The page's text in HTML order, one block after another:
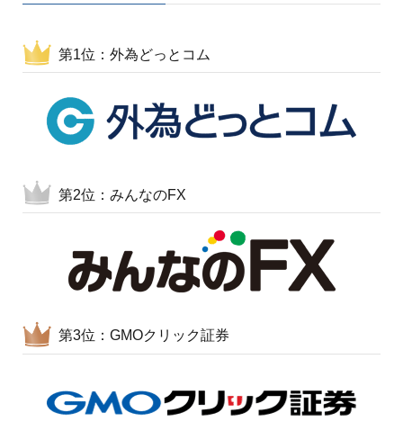
第1位：外為どっとコム
第2位：みんなのFX
第3位：GMOクリック証券